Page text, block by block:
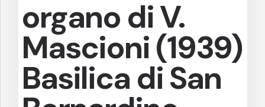
organo di V.
Mascioni (1939)
Basilica di San